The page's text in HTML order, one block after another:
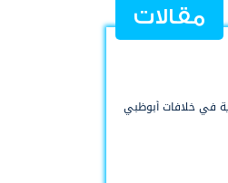
مقالات
في خلافات أبوظبي